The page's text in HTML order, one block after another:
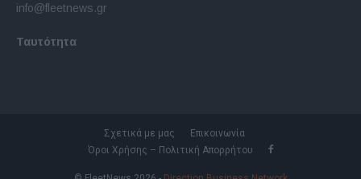
info@fleetnews.gr
Ταυτότητα
Σχετικά με μας
Επικοινωνία
Όροι Χρήσης – Πολιτική Απορρήτου